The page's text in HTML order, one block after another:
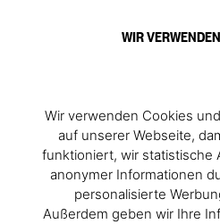
WIR
Wir verwenden Cookies
auf unserer Webseite,
funktioniert, wir statistische
anonymer Informationen
personalisierte
Außerdem geben wir Ihre